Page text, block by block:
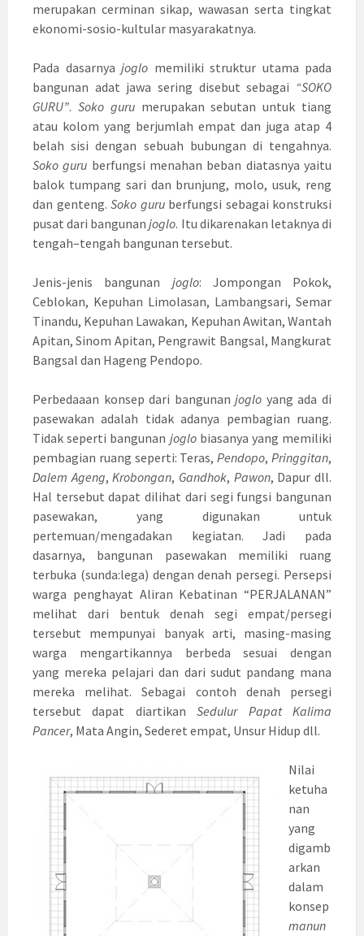
merupakan cerminan sikap, wawasan serta tingkat
ekonomi-sosio-kultular masyarakatnya.
Pada dasarnya joglo memiliki struktur utama pada
bangunan adat jawa sering disebut sebagai “SOKO
GURU”. Soko gurumerupakan sebutan untuk tiang
atau kolom yang berjumlah empat dan juga atap 4
belah sisi dengan sebuah bubungan di tengahnya.
Soko guru berfungsi menahan beban diatasnya yaitu
balok tumpang sari dan brunjung, molo, usuk, reng
dan genteng. Soko guruberfungsi sebagai konstruksi
pusat dari bangunanjoglo. Itu dikarenakan letaknya di
tengah–tengah bangunan tersebut.
Jenis-jenis bangunan joglo: Jompongan Pokok,
Ceblokan, Kepuhan Limolasan, Lambangsari, Semar
Tinandu, Kepuhan Lawakan, Kepuhan Awitan, Wantah
Apitan, Sinom Apitan, Pengrawit Bangsal, Mangkurat
Bangsal dan Hageng Pendopo.
Perbedaaan konsep dari bangunanjoglo yang ada di
pasewakan adalah tidak adanya pembagian ruang.
Tidak seperti bangunan joglobiasanya yang memiliki
pembagian ruang seperti: Teras,Pendopo,Pringgitan,
Dalem Ageng,Krobongan, Gandhok, Pawon, Dapur dll.
Hal tersebut dapat dilihat dari segi fungsi bangunan
pasewakan, yang digunakan untuk
pertemuan/mengadakan kegiatan. Jadi pada
dasarnya, bangunan pasewakan memiliki ruang
terbuka (sunda:lega) dengan denah persegi. Persepsi
warga penghayat Aliran Kebatinan “PERJALANAN”
melihat dari bentuk denah segi empat/persegi
tersebut mempunyai banyak arti, masing-masing
warga mengartikannya berbeda sesuai dengan
yang mereka pelajari dan dari sudut pandang mana
mereka melihat. Sebagai contoh denah persegi
tersebut dapat diartikanSedulur Papat Kalima
Pancer, Mata Angin, Sederet empat, Unsur Hidup dll.
Nilai
ketuha
nan
yang
digamb
arkan
dalam
konsep
manun